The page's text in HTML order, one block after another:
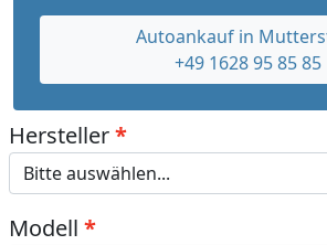
Autoankauf in
+49 1628 95 85 85
Hersteller
Modell